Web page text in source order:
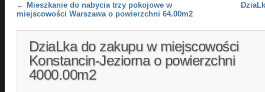
Post navigation
← Mieszkanie do nabycia trzy pokojowe w
miejscowości Warszawa o powierzchni 64.00m2
DziaLka do zakupu w miejscowości
Konstancin-Jeziorna o powierzchni
4000.00m2